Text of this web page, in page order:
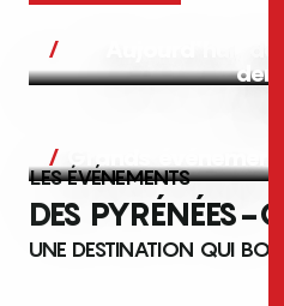
Aujourd’hui,
Grands événements
LES ÉVÉNEMENTS
DES PYRÉNÉES-
UNE DESTINATION QUI